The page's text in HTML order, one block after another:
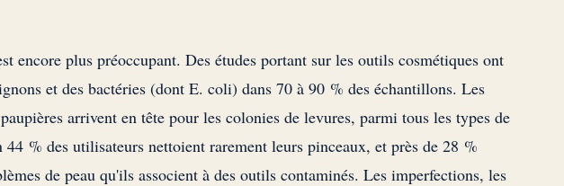
encore plus préoccupant. Des études portant sur les outils cosmétiques ont
et des bactéries (dont E. coli) dans 70 à 90 % des échantillons. Les
arrivent en tête pour les colonies de levures, parmi tous les types de
% des utilisateurs nettoient rarement leurs pinceaux, et près de 28 %
de peau qu'ils associent à des outils contaminés. Les imperfections, les